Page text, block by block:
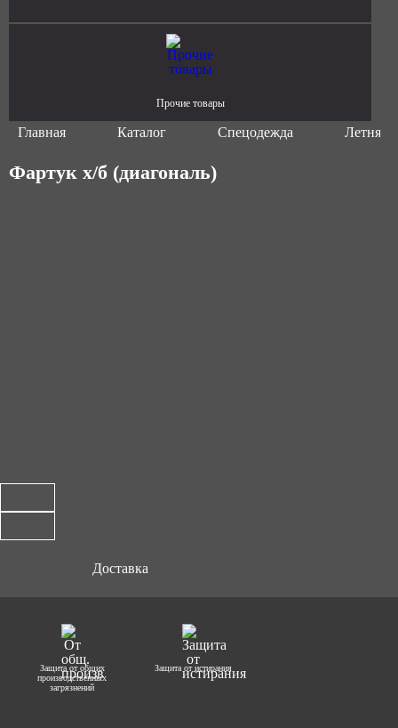
Прочие товары
Главная Каталог Спецодежда Летняя
Фартук х/б (диагональ)
Доставка
Защита от общих
производственных
загрязнений
Защита от истирания